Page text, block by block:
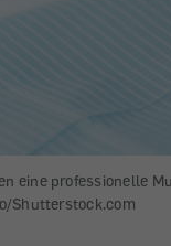
eine professionelle
Shutterstock.com